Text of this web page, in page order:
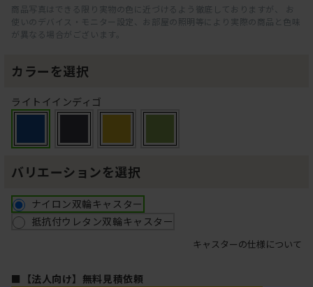
商品写真はできる限り実物の色に近づけるよう徹底しておりますが、 お
使いのデバイス・モニター設定、お部屋の照明等により実際の商品と色味
が異なる場合がございます。
カラーを選択
ライトイインディゴ
バリエーションを選択
ナイロン双輪キャスター
抵抗付ウレタン双輪キャスター
キャスターの仕様について
■【法人向け】無料見積依頼